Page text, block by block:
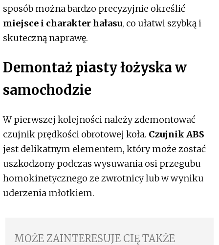
sposób można bardzo precyzyjnie określić
miejsce i charakter hałasu, co ułatwi szybką i
skuteczną naprawę.
Demontaż piasty łożyska w
samochodzie
W pierwszej kolejności należy zdemontować
czujnik prędkości obrotowej koła. Czujnik ABS
jest delikatnym elementem, który może zostać
uszkodzony podczas wysuwania osi przegubu
homokinetycznego ze zwrotnicy lub w wyniku
uderzenia młotkiem.
MOŻE ZAINTERESUJE CIĘ TAKŻE